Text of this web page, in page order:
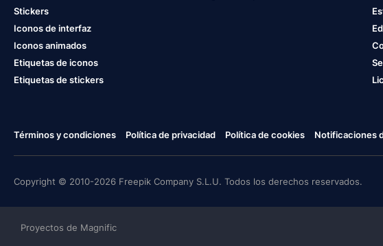
Stickers
Iconos de interfaz
Iconos animados
Etiquetas de iconos
Etiquetas de stickers
Términos y condiciones Política de privacidad Política de cookies Notificaciones
Copyright © 2010-2026 Freepik Company S.L.U. Todos los derechos reservados.
Proyectos de Magnific